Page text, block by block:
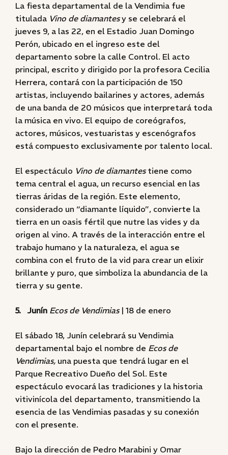
La fiesta departamental de la Vendimia fue
titulada Vino de diamantesy se celebrará el
jueves 9, a las 22, en el Estadio Juan Domingo
Perón, ubicado en el ingreso este del
departamento sobre la calle Control. El acto
principal, escrito y dirigido por la profesora Cecilia
Herrera, contará con la participación de 150
artistas, incluyendo bailarines y actores, además
de una banda de 20 músicos que interpretará toda
la música en vivo. El equipo de coreógrafos,
actores, músicos, vestuaristas y escenógrafos
está compuesto exclusivamente por talento local.
El espectáculo Vino de diamantestiene como
tema central el agua, un recurso esencial en las
tierras áridas de la región. Este elemento,
considerado un “diamante líquido”, convierte la
tierra en un oasis fértil que nutre las vides y da
origen al vino. A través de la interacción entre el
trabajo humano y la naturaleza, el agua se
combina con el fruto de la vid para crear un elixir
brillante y puro, que simboliza la abundancia de la
tierra y su gente.
5. Junín Ecos de Vendimias| 18 de enero
El sábado 18, Junín celebrará su Vendimia
departamental bajo el nombre de Ecos de
Vendimias, una puesta que tendrá lugar en el
Parque Recreativo Dueño del Sol. Este
espectáculo evocará las tradiciones y la historia
vitivinícola del departamento, transmitiendo la
esencia de las Vendimias pasadas y su conexión
con el presente.
Bajo la dirección de Pedro Marabini y Omar